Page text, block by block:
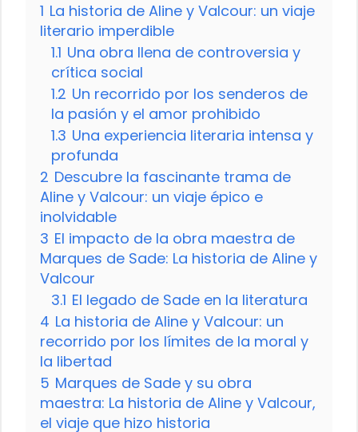
1 La historia de Aline y Valcour: un viaje
literario imperdible
1.1 Una obra llena de controversia y
crítica social
1.2 Un recorrido por los senderos de
la pasión y el amor prohibido
1.3 Una experiencia literaria intensa y
profunda
2 Descubre la fascinante trama de
Aline y Valcour: un viaje épico e
inolvidable
3 El impacto de la obra maestra de
Marques de Sade: La historia de Aline y
Valcour
3.1 El legado de Sade en la literatura
4 La historia de Aline y Valcour: un
recorrido por los límites de la moral y
la libertad
5 Marques de Sade y su obra
maestra: La historia de Aline y Valcour,
el viaje que hizo historia